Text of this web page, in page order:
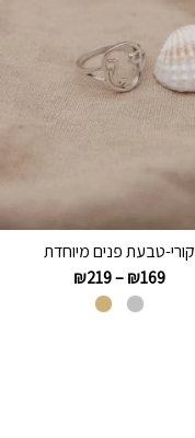
קורי-טבעת פנים מיוחדת
₪169
–
₪219